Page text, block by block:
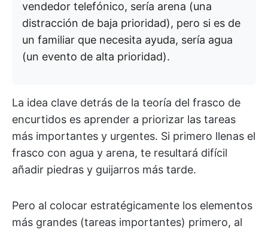
vendedor telefónico, sería arena (una
distracción de baja prioridad), pero si es de
un familiar que necesita ayuda, sería agua
(un evento de alta prioridad).
La idea clave detrás de la teoría del frasco de
encurtidos es aprender a priorizar las tareas
más importantes y urgentes. Si primero llenas el
frasco con agua y arena, te resultará difícil
añadir piedras y guijarros más tarde.
Pero al colocar estratégicamente los elementos
más grandes (tareas importantes) primero, al